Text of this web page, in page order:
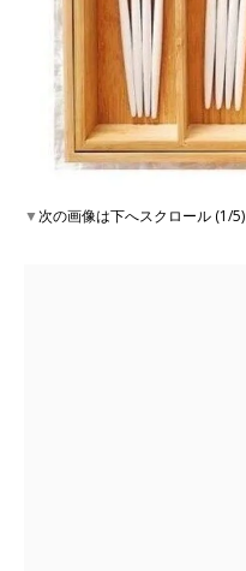
▼次の画像は下へスクロール (1/5)